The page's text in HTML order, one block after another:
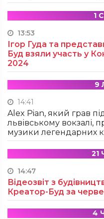
1
13:53
Ігор Гуда та
Буд взяли участь у
2024
9
14:41
Alex Pian, який грав
львівському вокзалі,
музики легендарних
21
14:47
Відеозвіт з
Креатор-Буд за
4